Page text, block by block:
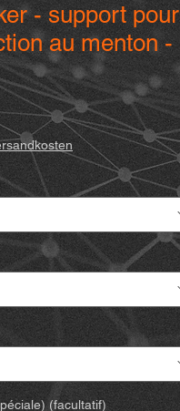
- support pour
au menton -
(facultatif)